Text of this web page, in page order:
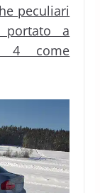
peculiari
portato a
4 come